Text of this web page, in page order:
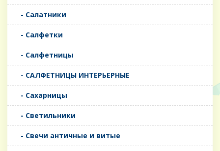
- Салатники
- Салфетки
- Салфетницы
- САЛФЕТНИЦЫ ИНТЕРЬЕРНЫЕ
- Сахарницы
- Светильники
- Свечи античные и витые